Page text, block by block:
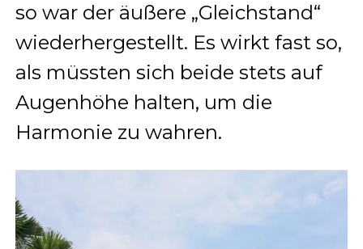
so war der äußere „Gleichstand“
wiederhergestellt. Es wirkt fast so,
als müssten sich beide stets auf
Augenhöhe halten, um die
Harmonie zu wahren.